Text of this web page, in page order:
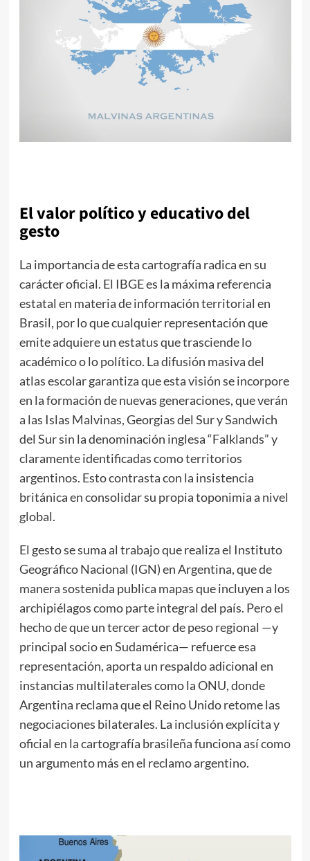
El valor político y educativo del
gesto
La importancia de esta cartografía radica en su
carácter oficial. El IBGE es la máxima referencia
estatal en materia de información territorial en
Brasil, por lo que cualquier representación que
emite adquiere un estatus que trasciende lo
académico o lo político. La difusión masiva del
atlas escolar garantiza que esta visión se incorpore
en la formación de nuevas generaciones, que verán
a las Islas Malvinas, Georgias del Sur y Sandwich
del Sur sin la denominación inglesa “Falklands” y
claramente identificadas como territorios
argentinos. Esto contrasta con la insistencia
británica en consolidar su propia toponimia a nivel
global.
El gesto se suma al trabajo que realiza el Instituto
Geográfico Nacional (IGN) en Argentina, que de
manera sostenida publica mapas que incluyen a los
archipiélagos como parte integral del país. Pero el
hecho de que un tercer actor de peso regional —y
principal socio en Sudamérica— refuerce esa
representación, aporta un respaldo adicional en
instancias multilaterales como la ONU, donde
Argentina reclama que el Reino Unido retome las
negociaciones bilaterales. La inclusión explícita y
oficial en la cartografía brasileña funciona así como
un argumento más en el reclamo argentino.